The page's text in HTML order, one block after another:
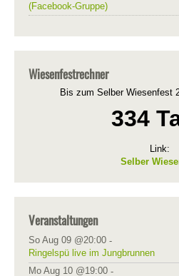
(Facebook-Gruppe)
Wiesenfestrechner
Bis zum Selber Wiesenfest
334
Link:
Selber
Veranstaltungen
So Aug 09 @20:00 -
Ringelspü live im Jungbrunnen
Mo Aug 10 @19:00 -